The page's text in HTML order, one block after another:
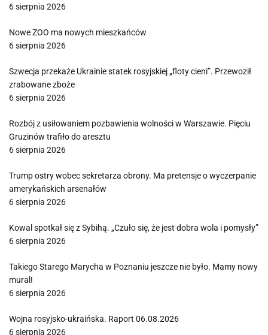
6 sierpnia 2026
Nowe ZOO ma nowych mieszkańców
6 sierpnia 2026
Szwecja przekaże Ukrainie statek rosyjskiej „floty cieni”. Przewoził
zrabowane zboże
6 sierpnia 2026
Rozbój z usiłowaniem pozbawienia wolności w Warszawie. Pięciu
Gruzinów trafiło do aresztu
6 sierpnia 2026
Trump ostry wobec sekretarza obrony. Ma pretensje o wyczerpanie
amerykańskich arsenałów
6 sierpnia 2026
Kowal spotkał się z Sybihą. „Czuło się, że jest dobra wola i pomysły”
6 sierpnia 2026
Takiego Starego Marycha w Poznaniu jeszcze nie było. Mamy nowy
mural!
6 sierpnia 2026
Wojna rosyjsko-ukraińska. Raport 06.08.2026
6 sierpnia 2026